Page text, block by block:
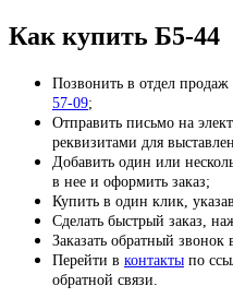
Как купить Б5-44
Позвонить в отдел
57-09;
Отправить письмо на
реквизитами для
Добавить один или
в нее и оформить заказ;
Купить в один клик,
Сделать быстрый заказ,
Заказать обратный звонок
Перейти в контакты по
обратной связи.